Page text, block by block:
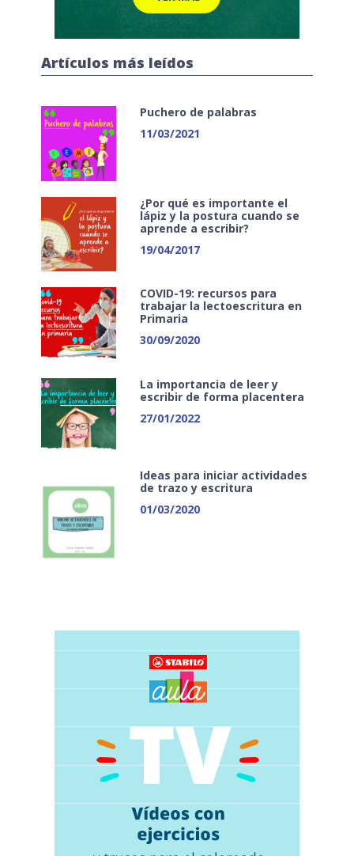
Artículos más leídos
Puchero de palabras
11/03/2021
¿Por qué es importante el
lápiz y la postura cuando se
aprende a escribir?
19/04/2017
COVID-19: recursos para
trabajar la lectoescritura en
Primaria
30/09/2020
La importancia de leer y
escribir de forma placentera
27/01/2022
Ideas para iniciar actividades
de trazo y escritura
01/03/2020